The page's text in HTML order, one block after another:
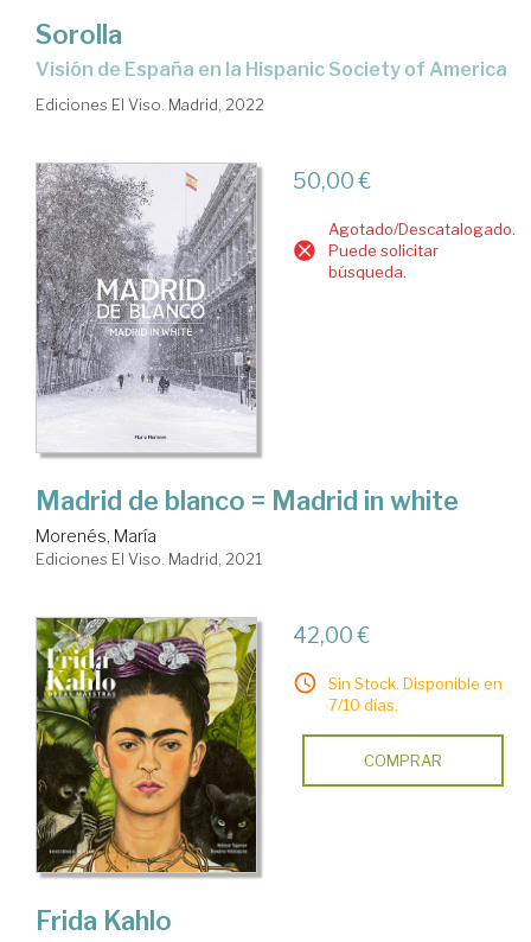
Sorolla
visión de España en la Hispanic Society of America
Ediciones El Viso. Madrid, 2022
50,00 €
Agotado/Descatalogado.
Puede solicitar
búsqueda.
Madrid de blanco = Madrid in white
Morenés, María
Ediciones El Viso. Madrid, 2021
42,00 €
Sin Stock. Disponible en
7/10 días.
COMPRAR
Frida Kahlo